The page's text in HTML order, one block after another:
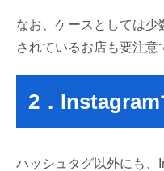
なお、ケースとしては
されているお店も要注意
2．
ハッシュタグ以外にも、